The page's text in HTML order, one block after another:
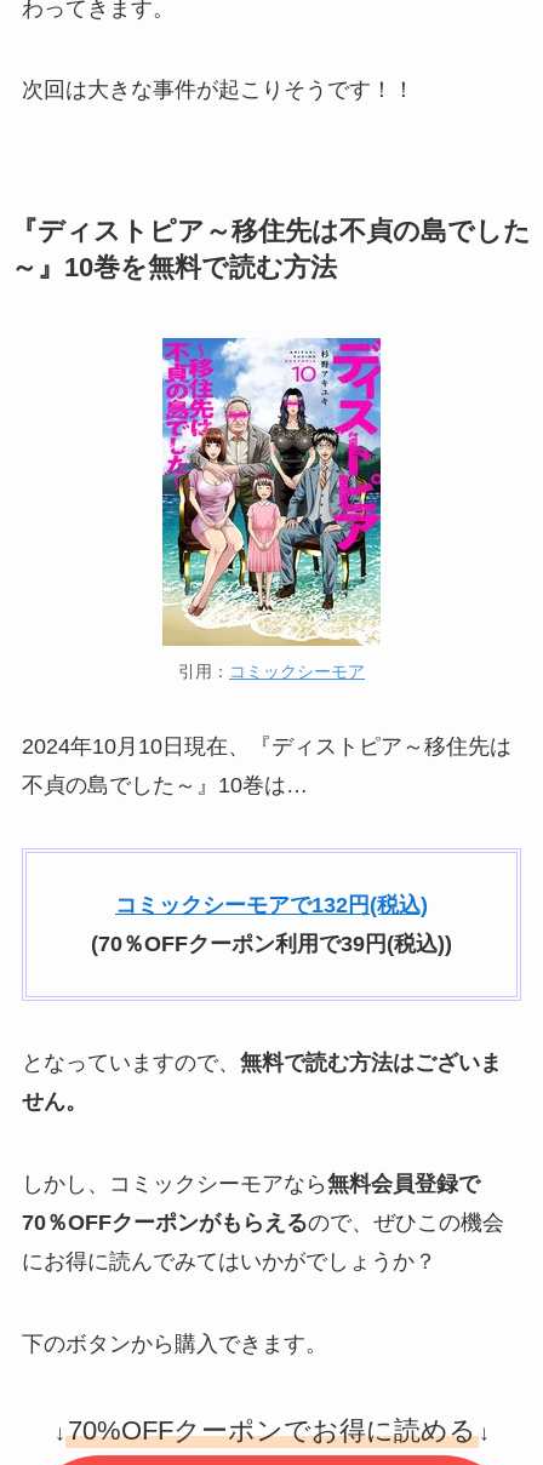
わってきます。
次回は大きな事件が起こりそうです！！
『ディストピア～移住先は不貞の島でした
～』10巻を無料で読む方法
引用： コミックシーモア
2024年10月10日現在、『ディストピア～移住先は
不貞の島でした～』10巻は…
コミックシーモアで132円(税込)
(70％OFFクーポン利用で39円(税込))
となっていますので、 無料で読む方法はございま
せん。
しかし、コミックシーモアなら無料会員登録で
70％OFFクーポンがもらえるので、ぜひこの機会
にお得に読んでみてはいかがでしょうか？
下のボタンから購入できます。
↓70%OFFクーポンでお得に読める↓